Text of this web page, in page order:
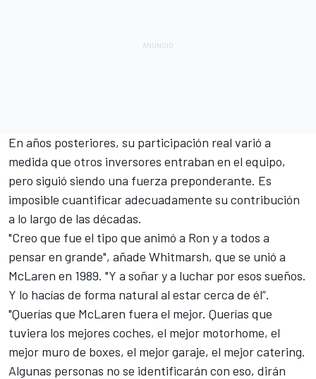
En años posteriores, su participación real varió a
medida que otros inversores entraban en el equipo,
pero siguió siendo una fuerza preponderante. Es
imposible cuantificar adecuadamente su contribución
a lo largo de las décadas.
"Creo que fue el tipo que animó a Ron y a todos a
pensar en grande", añade Whitmarsh, que se unió a
McLaren en 1989. "Y a soñar y a luchar por esos sueños.
Y lo hacías de forma natural al estar cerca de él”.
"Querías que McLaren fuera el mejor. Querías que
tuviera los mejores coches, el mejor motorhome, el
mejor muro de boxes, el mejor garaje, el mejor catering.
Algunas personas no se identificarán con eso, dirán